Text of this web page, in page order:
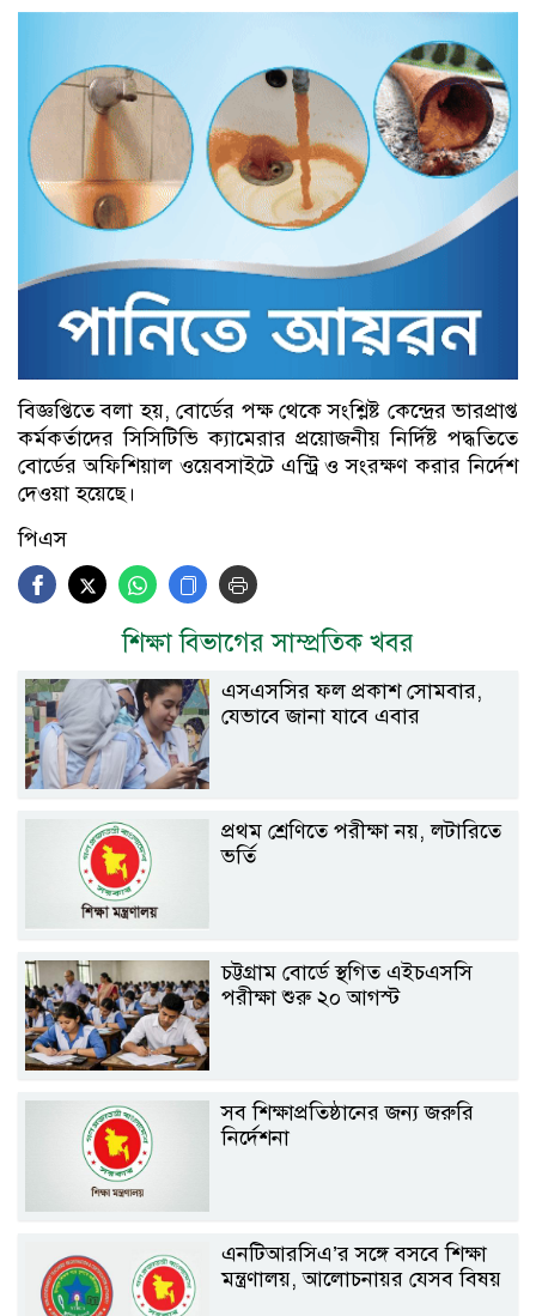
বিজ্ঞপ্তিতে বলা হয়, বোর্ডের পক্ষ থেকে সংশ্লিষ্ট কেন্দ্রের ভারপ্রাপ্ত
কর্মকর্তাদের সিসিটিভি ক্যামেরার প্রয়োজনীয় নির্দিষ্ট পদ্ধতিতে
বোর্ডের অফিশিয়াল ওয়েবসাইটে এন্ট্রি ও সংরক্ষণ করার নির্দেশ
দেওয়া হয়েছে।
পিএস
শিক্ষা বিভাগের সাম্প্রতিক খবর
এসএসসির ফল প্রকাশ সোমবার,
যেভাবে জানা যাবে এবার
প্রথম শ্রেণিতে পরীক্ষা নয়, লটারিতে
ভর্তি
চট্টগ্রাম বোর্ডে স্থগিত এইচএসসি
পরীক্ষা শুরু ২০ আগস্ট
সব শিক্ষাপ্রতিষ্ঠানের জন্য জরুরি
নির্দেশনা
এনটিআরসিএ’র সঙ্গে বসবে শিক্ষা
মন্ত্রণালয়, আলোচনায়র যেসব বিষয়